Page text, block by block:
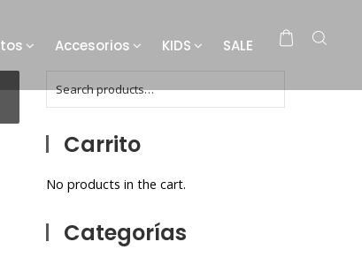
Accesorios KIDS SALE
Carrito
No products in the cart.
Categorías